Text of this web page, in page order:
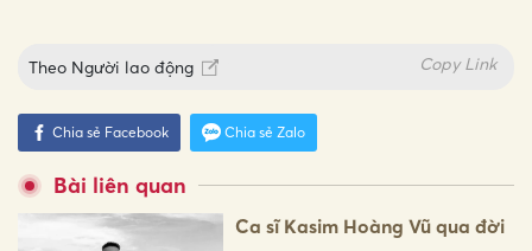
Theo Người lao động Copy Link
Chia sẻ Facebook Chia sẻ Zalo
Bài liên quan
Ca sĩ Kasim Hoàng Vũ qua đời